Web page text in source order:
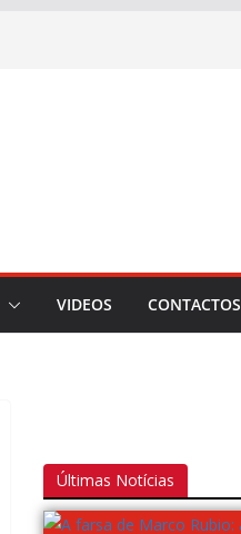
VIDEOS CONTACTOS
Últimas Notícias